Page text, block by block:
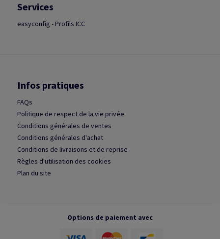
Services
easyconfig - Profils ICC
Infos pratiques
FAQs
Politique de respect de la vie privée
Conditions générales de ventes
Conditions générales d'achat
Conditions de livraisons et de reprise
Règles d'utilisation des cookies
Plan du site
Options de paiement avec